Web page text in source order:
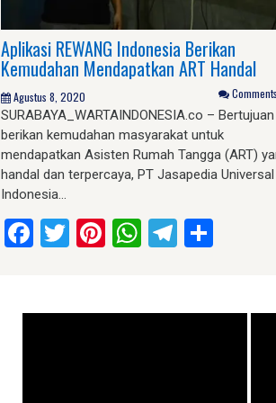
Aplikasi REWANG Indonesia Berikan
Kemudahan Mendapatkan ART Handal
Agustus 8, 2020
SURABAYA_WARTAINDONESIA.co – Bertujuan
berikan kemudahan masyarakat untuk
mendapatkan Asisten Rumah Tangga (ART)
handal dan terpercaya, PT Jasapedia Universal
Indonesia…
Facebook
Twitter
Pinterest
WhatsApp
Telegram